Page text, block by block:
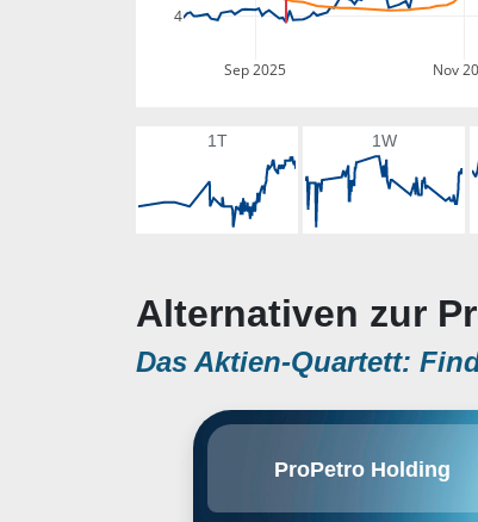
Sep 2025 Nov
4
1T 1W
Alternativen zur
Das Aktien-Quartett:
ProPetro Holding
oilfield services company
hydraulic fracturing and